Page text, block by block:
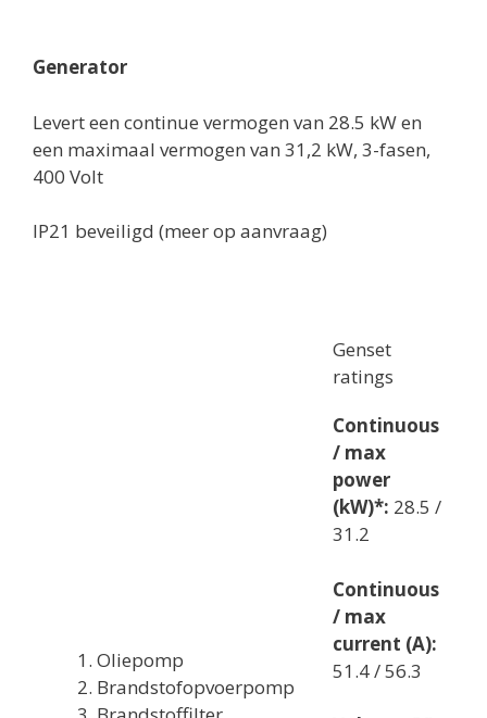
Generator
Levert een continue vermogen van 28.5 kW en
een maximaal vermogen van 31,2 kW, 3-fasen,
400 Volt
IP21 beveiligd (meer op aanvraag)
Oliepomp
Brandstofopvoerpomp
Genset
ratings
Continuous
/ max
power
(kW)*: 28.5 /
31.2
Continuous
/ max
current (A):
51.4 / 56.3